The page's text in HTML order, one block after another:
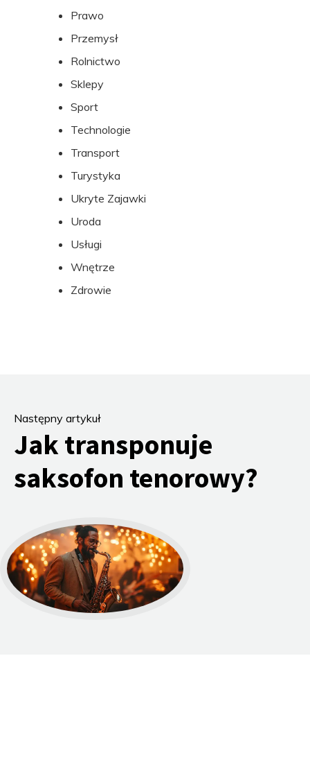
Prawo
Przemysł
Rolnictwo
Sklepy
Sport
Technologie
Transport
Turystyka
Ukryte Zajawki
Uroda
Usługi
Wnętrze
Zdrowie
Następny artykuł
Jak transponuje
saksofon tenorowy?